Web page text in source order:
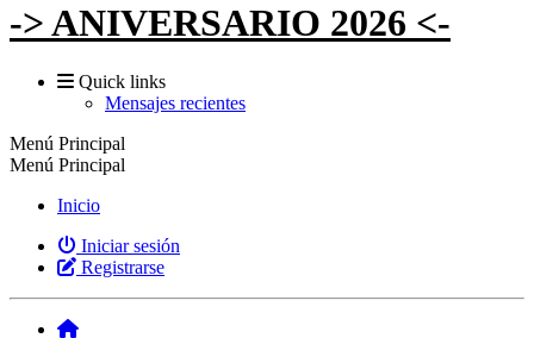
-> ANIVERSARIO 2026 <-
Quick links
Mensajes recientes
Menú Principal
Menú Principal
Inicio
Iniciar sesión
Registrarse